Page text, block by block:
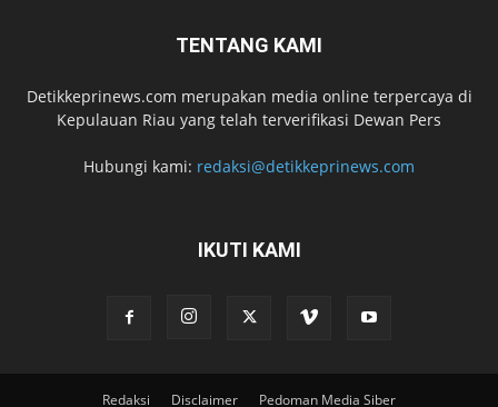
TENTANG KAMI
Detikkeprinews.com merupakan media online terpercaya di
Kepulauan Riau yang telah terverifikasi Dewan Pers
Hubungi kami: redaksi@detikkeprinews.com
IKUTI KAMI
Redaksi Disclaimer Pedoman Media Siber